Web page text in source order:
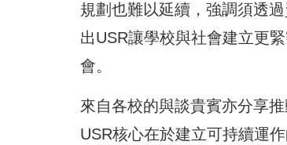
規劃也難以延續，強調須透
出USR讓學校與社會建立更
會。
來自各校的與談貴賓亦分享
USR核心在於建立可持續運